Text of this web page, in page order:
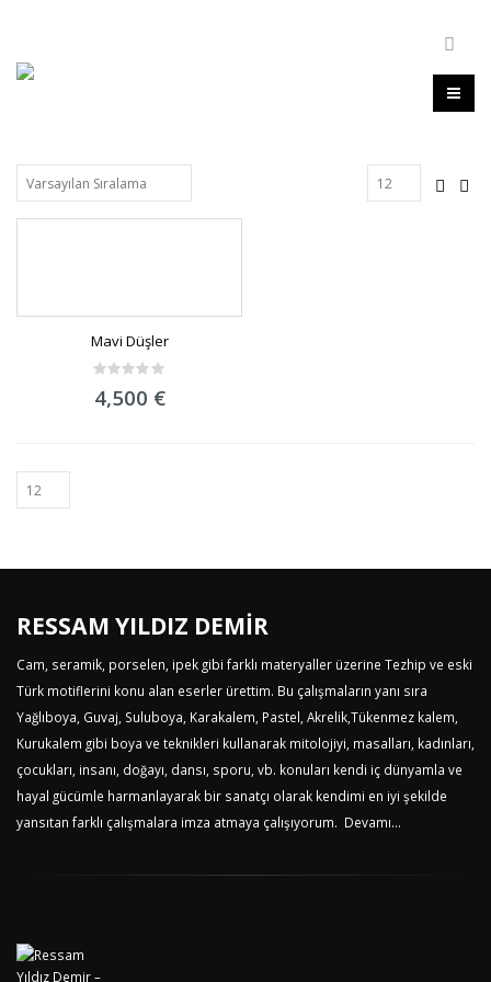
Mavi Düşler
0
out
4,500 €
RESSAM YILDIZ DEMİR
Cam, seramik, porselen, ipek gibi farklı materyaller üzerine Tezhip ve eski
Türk motiflerini konu alan eserler ürettim. Bu çalışmaların yanı sıra
Yağlıboya, Guvaj, Suluboya, Karakalem, Pastel, Akrelik,Tükenmez kalem,
Kurukalem gibi boya ve teknikleri kullanarak mitolojiyi, masalları, kadınları,
çocukları, insanı, doğayı, dansı, sporu, vb. konuları kendi iç dünyamla ve
hayal gücümle harmanlayarak bir sanatçı olarak kendimi en iyi şekilde
yansıtan farklı çalışmalara imza atmaya çalışıyorum. Devamı...